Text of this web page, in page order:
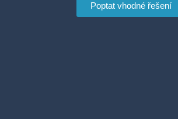
Poptat vhodné řešení